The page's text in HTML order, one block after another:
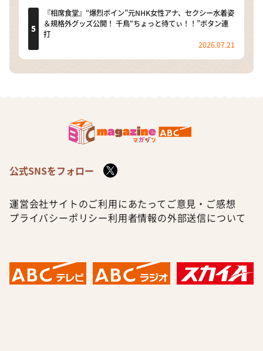
『相席食堂』“爆烈ボイン”元NHK女性アナ、セクシー水着姿
＆規格外グッズ公開！ 千鳥“ちょっと待てぃ！！”ボタン連
打
2026.07.21
公式SNSをフォロー
運営会社サイトのご利用にあたって ご意見・ご感想
プライバシーポリシー利用者情報の外部送信について